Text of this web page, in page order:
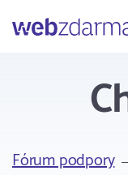
Webzdarma
Fórum podpory